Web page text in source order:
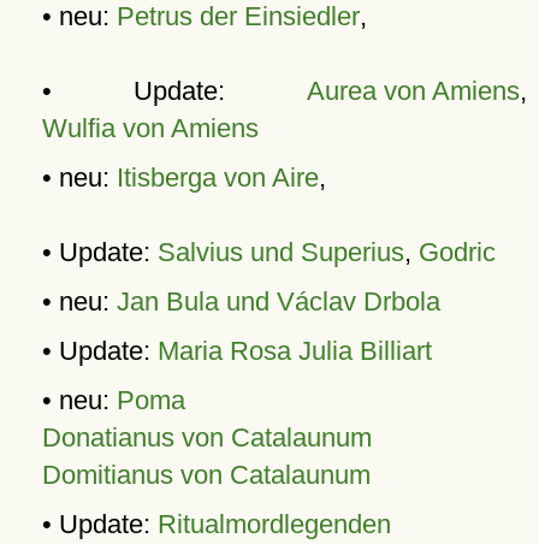
• neu: Petrus der Einsiedler,
• Update: Aurea von Amiens,
Wulfia von Amiens
• neu: Itisberga von Aire,
• Update: Salvius und Superius, Godric
• neu: Jan Bula und Václav Drbola
• Update: Maria Rosa Julia Billiart
• neu: Poma
Donatianus von Catalaunum
Domitianus von Catalaunum
• Update: Ritualmordlegenden